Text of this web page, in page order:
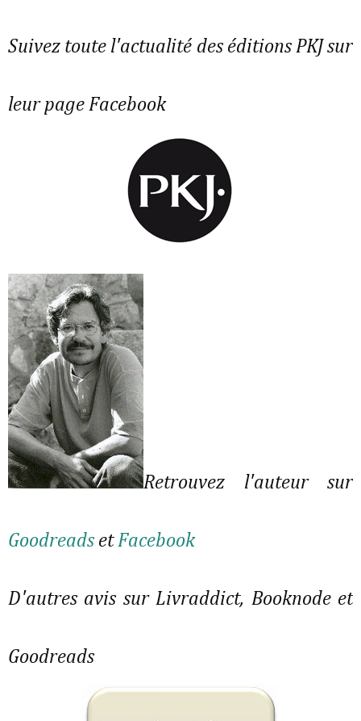
Suivez toute l'actualité des éditions PKJ sur
leur page Facebook
Retrouvez l'auteur sur
Goodreads etFacebook
D'autres avis sur Livraddict, Booknode et
Goodreads